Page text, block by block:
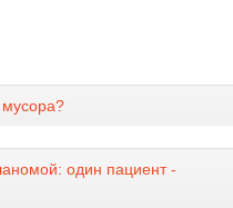
мусора?
один пациент -